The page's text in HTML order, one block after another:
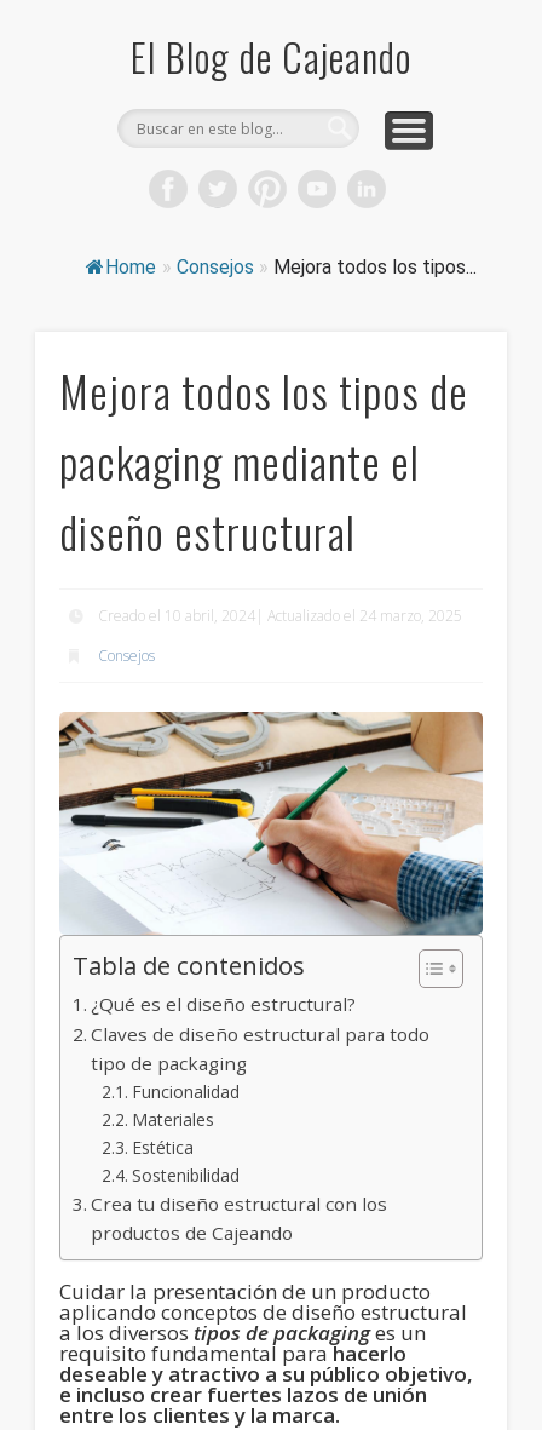
El Blog de Cajeando
Home » Consejos » Mejora todos los tipos...
Mejora todos los tipos de
packaging mediante el
diseño estructural
Creado el 10 abril, 2024| Actualizado el 24 marzo, 2025
Consejos
Tabla de contenidos
¿Qué es el diseño estructural?
Claves de diseño estructural para todo
tipo de packaging
Funcionalidad
Materiales
Estética
Sostenibilidad
Crea tu diseño estructural con los
productos de Cajeando
Cuidar la presentación de un producto
aplicando conceptos de diseño estructural
a los diversos tipos de packaginges un
requisito fundamental parahacerlo
deseable y atractivo a su público objetivo,
e incluso crear fuertes lazos de unión
entre los clientes y la marca.